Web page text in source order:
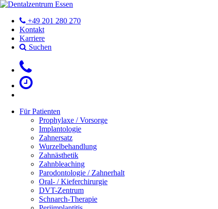
+49 201 280 270
Kontakt
Karriere
Suchen
Für Patienten
Prophylaxe / Vorsorge
Implantologie
Zahnersatz
Wurzelbehandlung
Zahnästhetik
Zahnbleaching
Parodontologie / Zahnerhalt
Oral- / Kieferchirurgie
DVT-Zentrum
Schnarch-Therapie